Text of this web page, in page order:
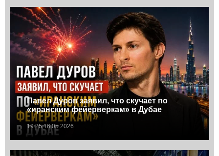
Павел Дуров заявил, что скучает по
«иранским фейерверкам» в Дубае
19:25 16.05.2026